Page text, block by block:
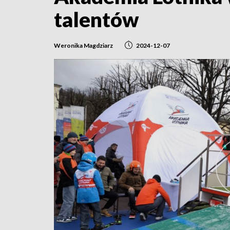
talentów
Weronika Magdziarz 2024-12-07